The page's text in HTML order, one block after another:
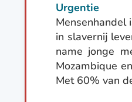
Urgentie
in slavernij
name jonge
Mozambique
Met 60% van